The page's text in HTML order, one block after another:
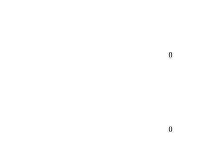
0
0